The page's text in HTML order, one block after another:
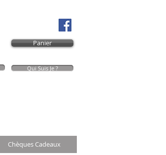
Qui Suis Je ?
Panier
Chèques Cadeaux